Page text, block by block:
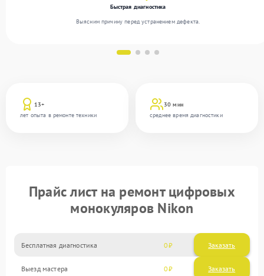
13+
лет опыта в ремонте техники
30 мин
среднее время диагностики
Быстрая диагностика
Выясним причину перед устранением дефекта.
Прайс лист на ремонт цифровых
монокуляров Nikon
Бесплатная диагностика 0 Заказать
Выезд мастера 0 Заказать